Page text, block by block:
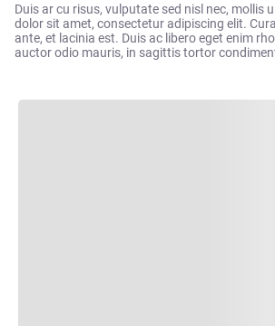
Duis ar cu risus, vulputate sed nisl nec, mollis
dolor sit amet, consectetur adipiscing elit.
ante, et lacinia est. Duis ac libero eget enim
auctor odio mauris, in sagittis tortor